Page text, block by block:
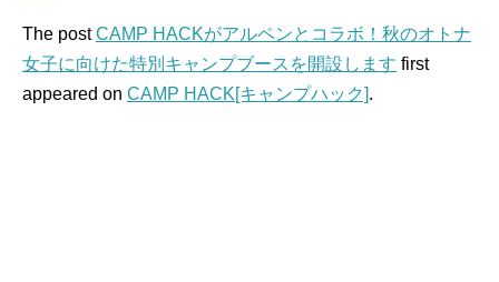
The postCAMP HACKがアルペンとコラボ！秋のオトナ
女子に向けた特別キャンプブースを開設します first
appeared on CAMP HACK[キャンプハック].